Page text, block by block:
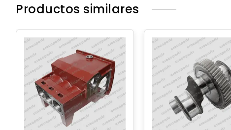
Productos similares